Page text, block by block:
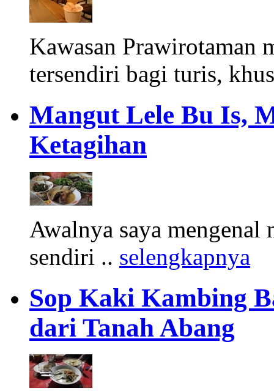
Kawasan Prawirotaman
tersendiri bagi turis,
Mangut Lele Bu Is,
Ketagihan
Awalnya saya mengenal
sendiri .. selengkapnya
Sop Kaki Kambing
dari Tanah Abang